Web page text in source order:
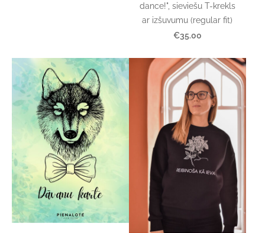
dance!", sieviešu T-krekls
ar izšuvumu (regular fit)
€35.00